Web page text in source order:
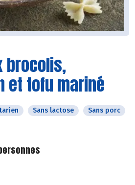
brocolis,
et tofu mariné
Sans lactose
Sans porc